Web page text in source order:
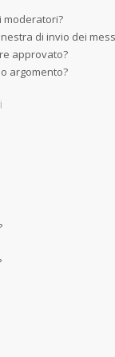
moderatori?
di invio dei
approvato?
argomento?